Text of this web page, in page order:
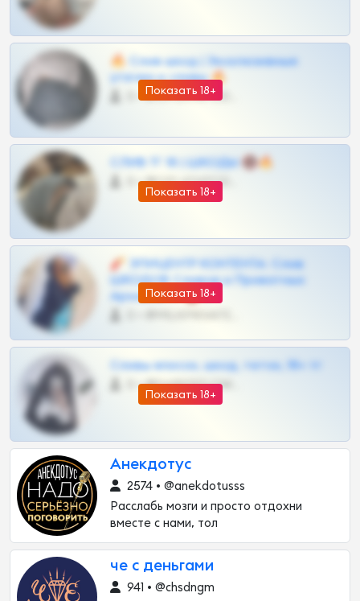
Показать 18+
🔥 Слив шкод | Эксклюзивные
утечки и сливы 🔥
0 •
Показать 18+
СЛИВ ТГ 18 | ШКОДЫ 🔞🔥
0 •
Показать 18+
🧨 ЭПИЦЕНТР КОНТЕНТА: Слив
ШКОДОВ Сливов и Приватных
Архивов ТГ 🔞💎
Показать 18+
Сливы вписок, шкод, теток, 18+ тг
0 •
Анекдотус
2574 • @anekdotusss
Расслабь мозги и просто отдохни
вместе с нами, тол
че с деньгами
941 • @chsdngm